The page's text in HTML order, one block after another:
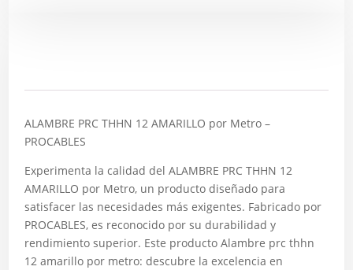
ALAMBRE PRC THHN 12 AMARILLO por Metro –
PROCABLES
Experimenta la calidad del ALAMBRE PRC THHN 12
AMARILLO por Metro, un producto diseñado para
satisfacer las necesidades más exigentes. Fabricado por
PROCABLES, es reconocido por su durabilidad y
rendimiento superior. Este producto Alambre prc thhn
12 amarillo por metro: descubre la excelencia en